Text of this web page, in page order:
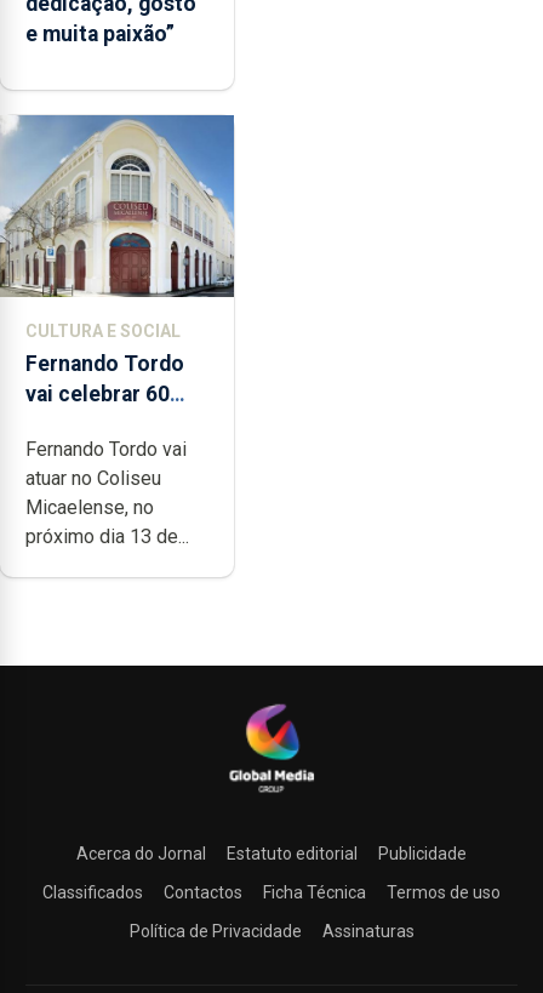
e muita paixão”
CULTURA E SOCIAL
Fernando Tordo
vai celebrar 60
no Coliseu
Micaelense
Fernando Tordo vai
atuar no Coliseu
Micaelense, no
próximo dia 13 de...
Acerca do Jornal Estatuto editorial
Publicidade
Classificados
Contactos Ficha Técnica
Termos de uso
Política de Privacidade
Assinaturas